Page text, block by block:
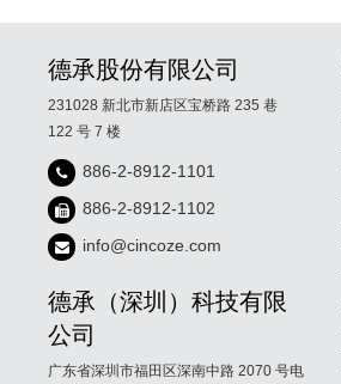
德承股份有限公司
231028 新北市新店区宝桥路 235 巷
122 号 7 楼
886-2-8912-1101
886-2-8912-1102
info@cincoze.com
德承（深圳）科技有限
公司
广东省深圳市福田区深南中路 2070 号电